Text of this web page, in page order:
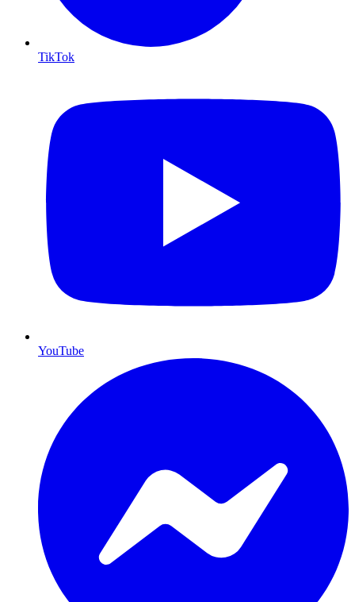
TikTok
YouTube